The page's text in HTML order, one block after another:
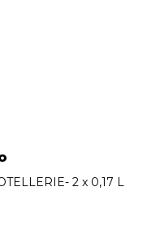
2 x 0,17 L